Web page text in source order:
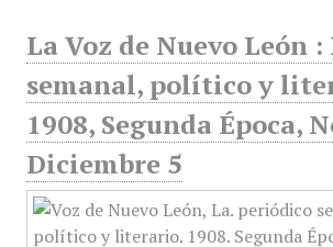
La Voz de Nuevo León
semanal, político y
1908, Segunda Época,
Diciembre 5